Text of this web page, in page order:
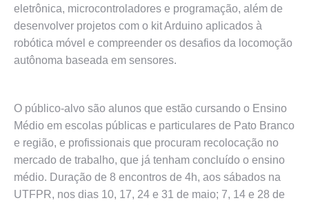
eletrônica, microcontroladores e programação, além de
desenvolver projetos com o kit Arduino aplicados à
robótica móvel e compreender os desafios da locomoção
autônoma baseada em sensores.
O público-alvo são alunos que estão cursando o Ensino
Médio em escolas públicas e particulares de Pato Branco
e região, e profissionais que procuram recolocação no
mercado de trabalho, que já tenham concluído o ensino
médio. Duração de 8 encontros de 4h, aos sábados na
UTFPR, nos dias 10, 17, 24 e 31 de maio; 7, 14 e 28 de